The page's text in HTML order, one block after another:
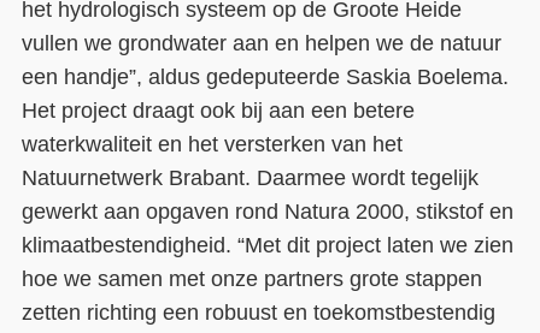
het hydrologisch systeem op de Groote Heide
vullen we grondwater aan en helpen we de natuur
een handje”, aldus gedeputeerde Saskia Boelema.
Het project draagt ook bij aan een betere
waterkwaliteit en het versterken van het
Natuurnetwerk Brabant. Daarmee wordt tegelijk
gewerkt aan opgaven rond Natura 2000, stikstof en
klimaatbestendigheid. “Met dit project laten we zien
hoe we samen met onze partners grote stappen
zetten richting een robuust en toekomstbestendig